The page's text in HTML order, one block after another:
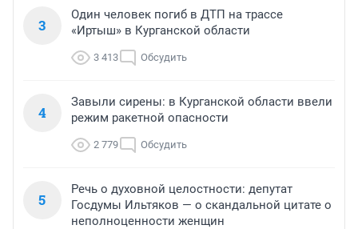
3
Один человек погиб в ДТП на трассе
«Иртыш» в Курганской области
3 413 Обсудить
4
Завыли сирены: в Курганской области ввели
режим ракетной опасности
2 779 Обсудить
5
Речь о духовной целостности: депутат
Госдумы Ильтяков — о скандальной цитате о
неполноценности женщин